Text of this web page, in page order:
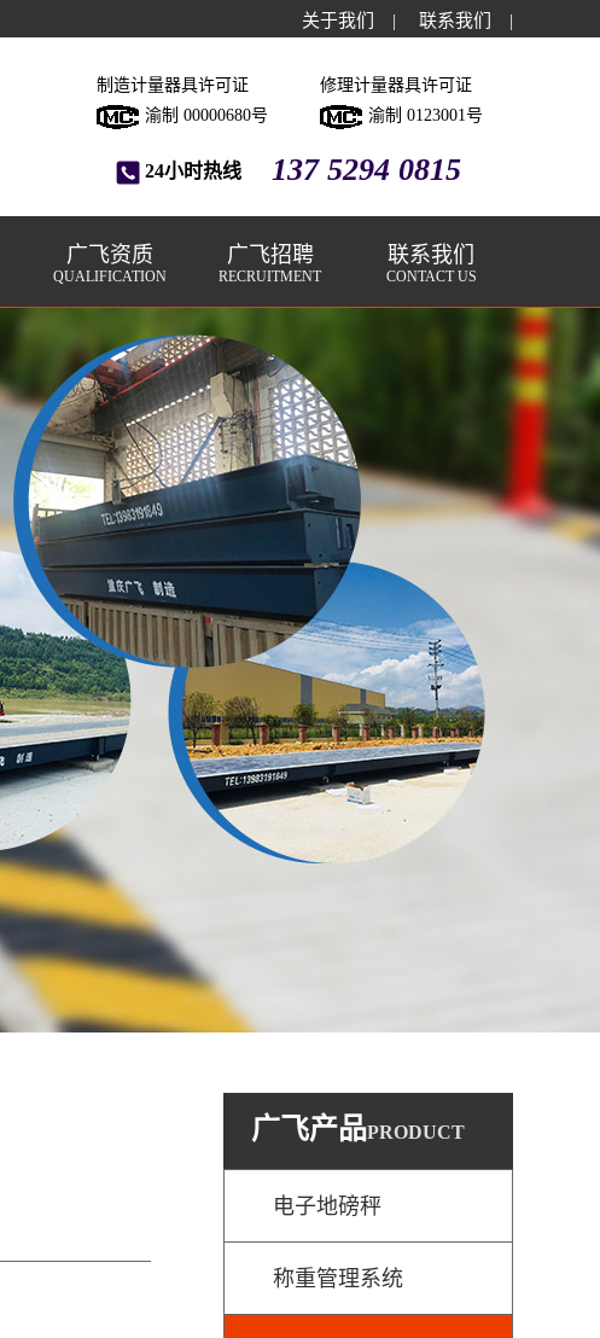
关于我们 | 联系我们 |
制造计量器具许可证
渝制 00000680号
修理计量器具许可证
渝制 0123001号
24小时热线 137 5294 0815
广飞资质
QUALIFICATION
广飞招聘
RECRUITMENT
联系我们
CONTACT US
广飞产品PRODUCT
电子地磅秤
称重管理系统